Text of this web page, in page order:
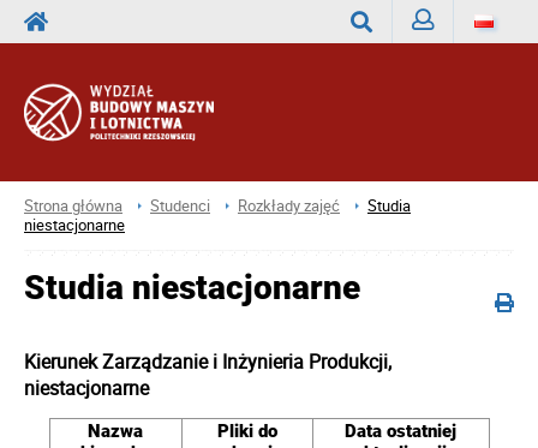
Strona główna Studenci Rozkłady zajęć
Studia
niestacjonarne
Studia niestacjonarne
Kierunek Zarządzanie i Inżynieria Produkcji,
niestacjonarne
Nazwa
Pliki do
Data ostatniej